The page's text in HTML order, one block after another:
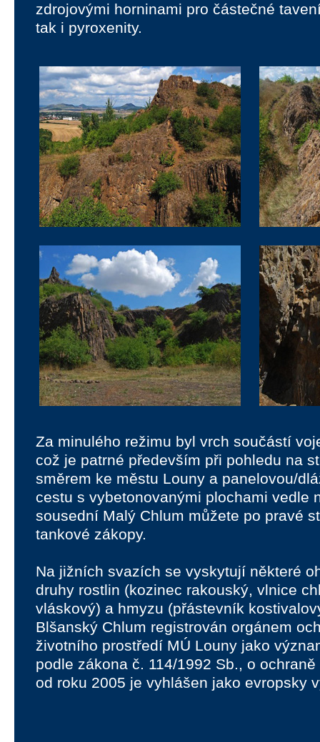
zdrojovými horninami pro částečné
tak i pyroxenity.
Za minulého režimu byl vrch součástí
což je patrné především při pohledu na
směrem ke městu Louny a panelovou/
cestu s vybetonovanými plochami vedle
sousední Malý Chlum můžete po pravé
tankové zákopy.
Na jižních svazích se vyskytují některé
druhy rostlin (kozinec rakouský, vlnice
vláskový) a hmyzu (přástevník
Blšanský Chlum registrován orgánem
životního prostředí MÚ Louny jako
podle zákona č. 114/1992 Sb., o
od roku 2005 je vyhlášen jako evropsky